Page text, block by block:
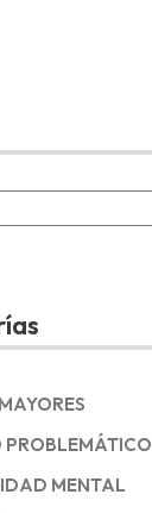
PROBLEMÁTICO
MENTAL